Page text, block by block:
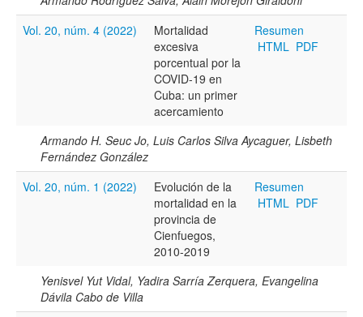
Vol. 20, núm. 4 (2022)
Mortalidad
excesiva
porcentual por la
COVID-19 en
Cuba: un primer
acercamiento
Resumen
HTML PDF
Armando H. Seuc Jo, Luis Carlos Silva Aycaguer, Lisbeth
Fernández González
Vol. 20, núm. 1 (2022)
Evolución de la
mortalidad en la
provincia de
Cienfuegos,
2010-2019
Resumen
HTML PDF
Yenisvel Yut Vidal, Yadira Sarría Zerquera, Evangelina
Dávila Cabo de Villa